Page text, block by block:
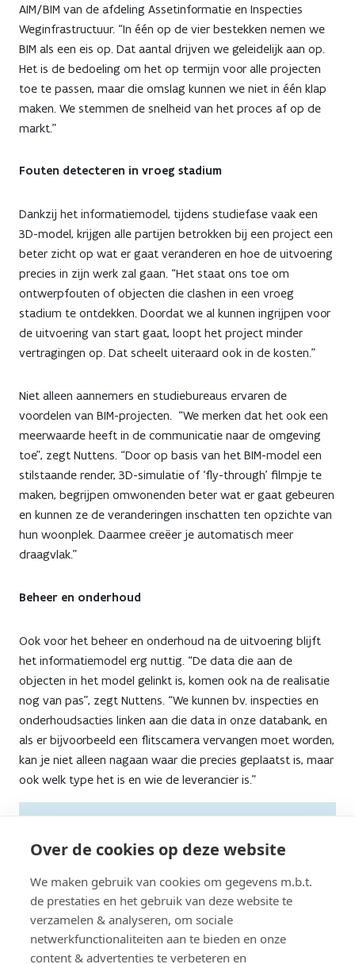
Over de cookies op deze website
We maken gebruik van cookies om gegevens m.b.t.
de prestaties en het gebruik van deze website te
verzamelen & analyseren, om sociale
netwerkfunctionaliteiten aan te bieden en onze
content & advertenties te verbeteren en
AIM/BIM van de afdeling Assetinformatie en Inspecties
Weginfrastructuur. “In één op de vier bestekken nemen we
BIM als een eis op. Dat aantal drijven we geleidelijk aan op.
Het is de bedoeling om het op termijn voor alle projecten
toe te passen, maar die omslag kunnen we niet in één klap
maken. We stemmen de snelheid van het proces af op de
markt.”
Fouten detecteren in vroeg stadium
Dankzij het informatiemodel, tijdens studiefase vaak een
3D-model, krijgen alle partijen betrokken bij een project een
beter zicht op wat er gaat veranderen en hoe de uitvoering
precies in zijn werk zal gaan. “Het staat ons toe om
ontwerpfouten of objecten die clashen in een vroeg
stadium te ontdekken. Doordat we al kunnen ingrijpen voor
de uitvoering van start gaat, loopt het project minder
vertragingen op. Dat scheelt uiteraard ook in de kosten.”
Niet alleen aannemers en studiebureaus ervaren de
voordelen van BIM-projecten. “We merken dat het ook een
meerwaarde heeft in de communicatie naar de omgeving
toe”, zegt Nuttens. “Door op basis van het BIM-model een
stilstaande render, 3D-simulatie of ‘fly-through’ filmpje te
maken, begrijpen omwonenden beter wat er gaat gebeuren
en kunnen ze de veranderingen inschatten ten opzichte van
hun woonplek. Daarmee creëer je automatisch meer
draagvlak.”
Beheer en onderhoud
Ook voor het beheer en onderhoud na de uitvoering blijft
het informatiemodel erg nuttig. “De data die aan de
objecten in het model gelinkt is, komen ook na de realisatie
nog van pas”, zegt Nuttens. “We kunnen bv. inspecties en
onderhoudsacties linken aan die data in onze databank, en
als er bijvoorbeeld een flitscamera vervangen moet worden,
kan je niet alleen nagaan waar die precies geplaatst is, maar
ook welk type het is en wie de leverancier is.”
BIM4Infra-daggeprogrammeerd. Dat is de
om de twee jaar plaatsvindt. Daarnaast
kunnen studiebureaus en aannemers zich ook
aanmelden voor postacademische